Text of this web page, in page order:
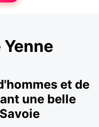
et de
une belle